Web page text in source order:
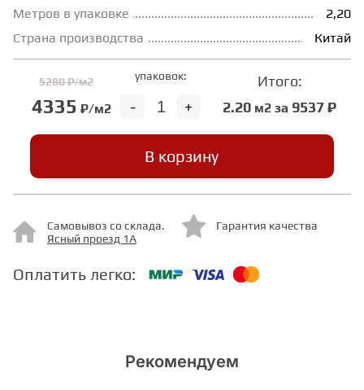
ИСКУССТВЕННАЯ ТРАВА
ФАНЕРА
МИНЕРАЛЬНО-КАМЕННЫЙ
ЛАМИНАТ MSPC
ЛАМИНАТ SWF
Метров в упаковке
2,20
Страна производства
Китай
5280 ₽/м2
4335 ₽/м2
упаковок:
+
-
Итого:
2.20 м2 за 9537 ₽
В корзину
Самовывоз со склада.
Ясный проезд 1А
Гарантия качества
Оплатить легко:
Рекомендуем